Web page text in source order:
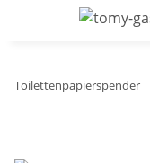
Toilettenpapierspender